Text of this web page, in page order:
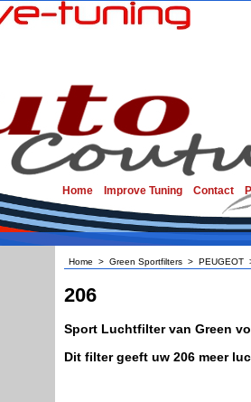
Home Improve Tuning Contact
Home > Green Sportfilters > PEUGEOT
206
Sport Luchtfilter van Green
Dit filter geeft uw 206 meer